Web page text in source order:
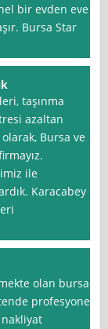
bir evden eve
Bursa Star
taşınma
azaltan
Bursa ve
ile
Karacabey
olan bursa
profesyonel